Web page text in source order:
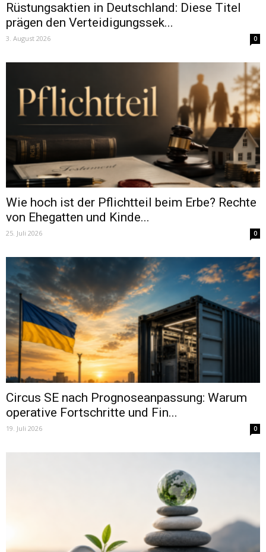
Rüstungsaktien in Deutschland: Diese Titel
prägen den Verteidigungssek...
3. August 2026 0
Wie hoch ist der Pflichtteil beim Erbe? Rechte
von Ehegatten und Kinde...
25. Juli 2026 0
Circus SE nach Prognoseanpassung: Warum
operative Fortschritte und Fin...
19. Juli 2026 0